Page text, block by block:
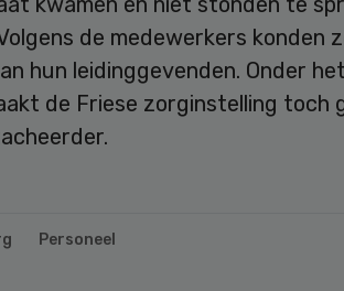
de medewerkers konden
hun leidinggevenden. Onder
de Friese zorginstelling toch
Personeel